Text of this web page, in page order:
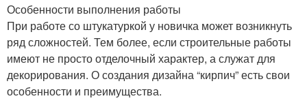
Особенности выполнения работы
При работе со штукатуркой у новичка может возникнуть
ряд сложностей. Тем более, если строительные работы
имеют не просто отделочный характер, а служат для
декорирования. О создания дизайна “кирпич” есть свои
особенности и преимущества.